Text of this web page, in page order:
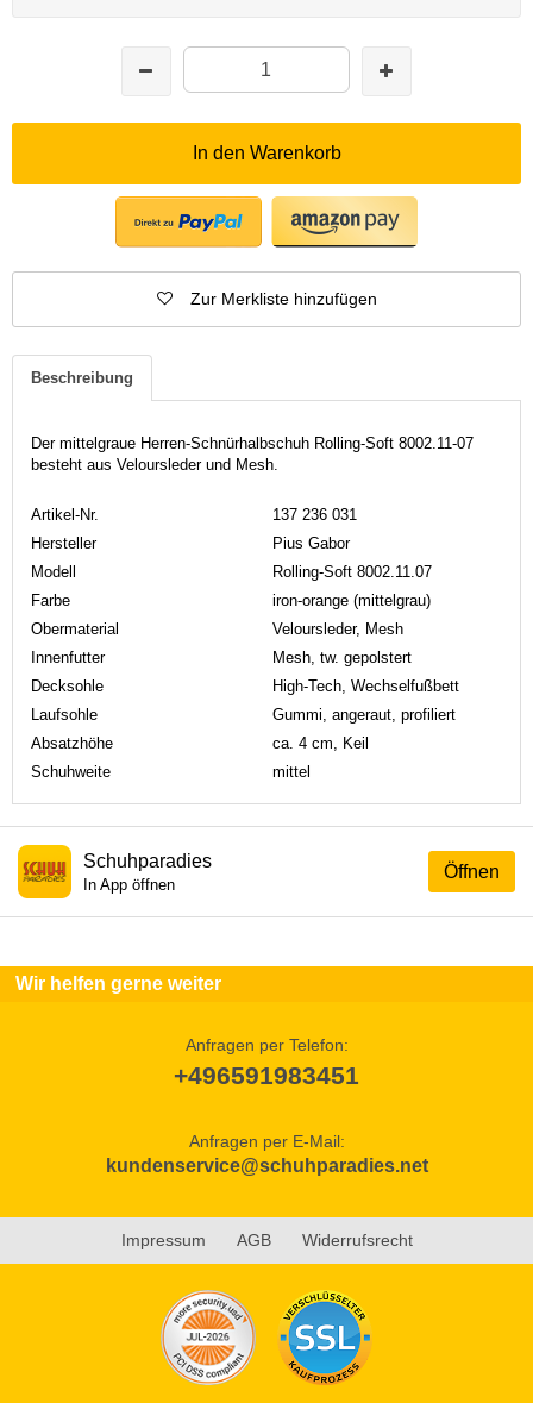
In den Warenkorb
Zur Merkliste hinzufügen
Beschreibung
Der mittelgraue Herren-Schnürhalbschuh Rolling-Soft 8002.11-07
besteht aus Veloursleder und Mesh.
Artikel-Nr.
137 236 031
Hersteller
Pius Gabor
Modell
Rolling-Soft 8002.11.07
Farbe
iron-orange (mittelgrau)
Obermaterial
Veloursleder, Mesh
Innenfutter
Mesh, tw. gepolstert
Decksohle
High-Tech, Wechselfußbett
Laufsohle
Gummi, angeraut, profiliert
Absatzhöhe
ca. 4 cm, Keil
Schuhweite
mittel
Öffnen
Schuhparadies
In App öffnen
Wir helfen gerne weiter
Anfragen per Telefon:
+496591983451
Anfragen per E-Mail:
kundenservice@schuhparadies.net
Impressum AGB Widerrufsrecht